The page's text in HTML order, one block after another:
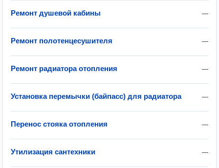
—
Ремонт душевой кабины
—
Ремонт полотенцесушителя
—
Ремонт радиатора отопления
—
Установка перемычки (байпасс) для радиатора
—
Перенос стояка отопления
—
Утилизация сантехники